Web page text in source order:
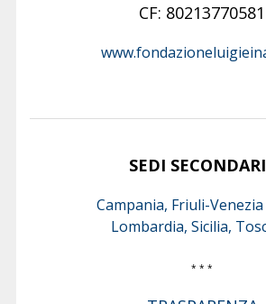
CF: 80213770581
SEDI
Campania, Friuli-Venezia
Lombardia, Sicilia,
* * *